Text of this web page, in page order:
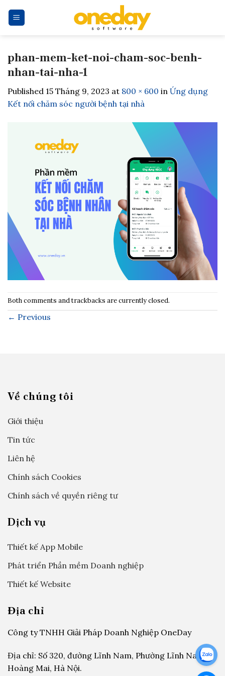
phan-mem-ket-noi-cham-soc-benh-
nhan-tai-nha-1
Published 15 Tháng 9, 2023 at 800 × 600 in Ứng dụng
Kết nối chăm sóc người bệnh tại nhà
Both comments and trackbacks are currently closed.
← Previous
Về chúng tôi
Giới thiệu
Tin tức
Liên hệ
Chính sách Cookies
Chính sách về quyền riêng tư
Dịch vụ
Thiết kế App Mobile
Phát triển Phần mềm Doanh nghiệp
Thiết kế Website
Địa chỉ
Công ty TNHH Giải Pháp Doanh Nghiệp OneDay
Địa chỉ: Số 320, đường Lĩnh Nam, Phường Lĩnh Nam,
Hoàng Mai, Hà Nội.